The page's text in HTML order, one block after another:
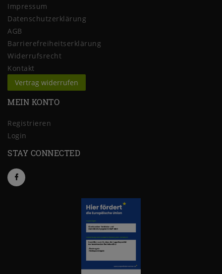
Impressum
Daten­schutz­erklärung
AGB
Barrierefreiheitserklärung
Widerrufs­recht
Kontakt
Vertrag widerrufen
MEIN KONTO
Registrieren
Login
STAY CONNECTED